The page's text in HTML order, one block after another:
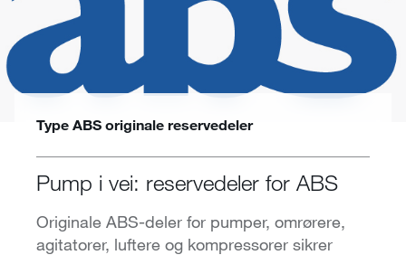
Type ABS originale reservedeler
Pump i vei: reservedeler for ABS
Originale ABS-deler for pumper, omrørere,
agitatorer, luftere og kompressorer sikrer